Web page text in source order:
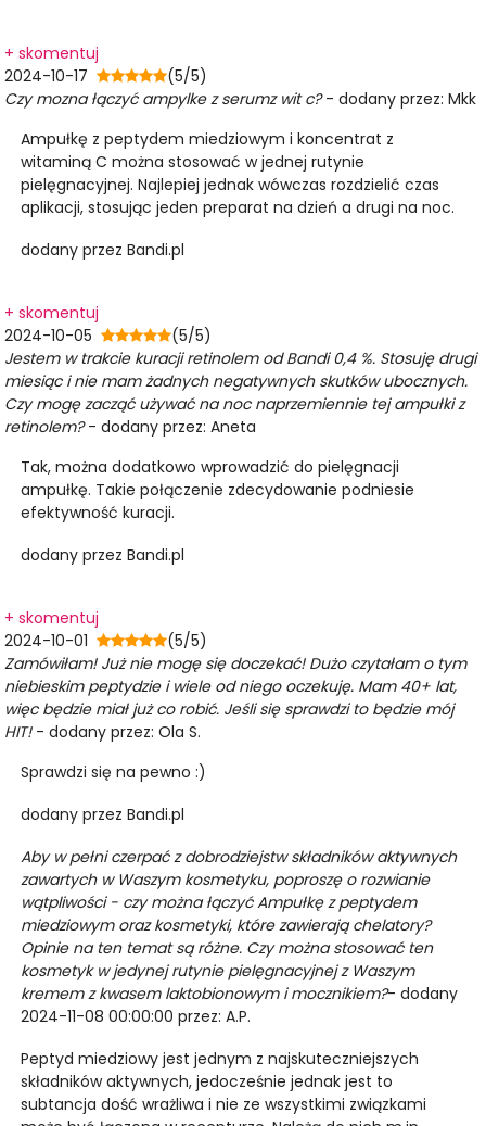
+ skomentuj
2024-10-17
(5/5)
Czy mozna łączyć ampylke z serumz wit c?- dodany przez: Mkk
Ampułkę z peptydem miedziowym i koncentrat z
witaminą C można stosować w jednej rutynie
pielęgnacyjnej. Najlepiej jednak wówczas rozdzielić czas
aplikacji, stosując jeden preparat na dzień a drugi na noc.
dodany przez Bandi.pl
+ skomentuj
2024-10-05
(5/5)
Jestem w trakcie kuracji retinolem od Bandi 0,4 %. Stosuję drugi
miesiąc i nie mam żadnych negatywnych skutków ubocznych.
Czy mogę zacząć używać na noc naprzemiennie tej ampułki z
retinolem?- dodany przez: Aneta
Tak, można dodatkowo wprowadzić do pielęgnacji
ampułkę. Takie połączenie zdecydowanie podniesie
efektywność kuracji.
dodany przez Bandi.pl
+ skomentuj
2024-10-01
(5/5)
Zamówiłam! Już nie mogę się doczekać! Dużo czytałam o tym
niebieskim peptydzie i wiele od niego oczekuję. Mam 40+ lat,
więc będzie miał już co robić. Jeśli się sprawdzi to będzie mój
HIT! - dodany przez: Ola S.
Sprawdzi się na pewno :)
dodany przez Bandi.pl
Aby w pełni czerpać z dobrodziejstw składników aktywnych
zawartych w Waszym kosmetyku, poproszę o rozwianie
wątpliwości - czy można łączyć Ampułkę z peptydem
miedziowym oraz kosmetyki, które zawierają chelatory?
Opinie na ten temat są różne. Czy można stosować ten
kosmetyk w jedynej rutynie pielęgnacyjnej z Waszym
kremem z kwasem laktobionowym i mocznikiem?- dodany
2024-11-08 00:00:00 przez: A.P.
Peptyd miedziowy jest jednym z najskuteczniejszych
składników aktywnych, jedocześnie jednak jest to
subtancja dość wrażliwa i nie ze wszystkimi związkami